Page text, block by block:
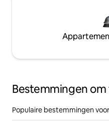
Bestemmingen
Populaire bestemmingen